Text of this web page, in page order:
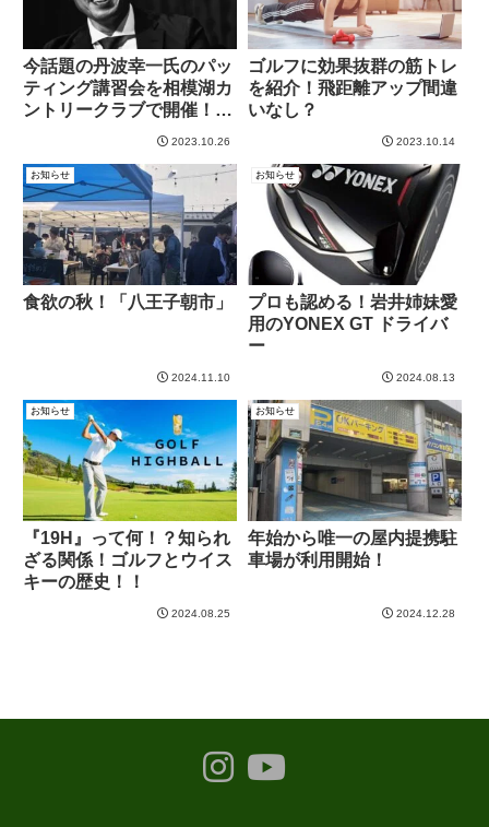
今話題の丹波幸一氏のパッ
ティング講習会を相模湖カ
ントリークラブで開催！注
目されるメンタル＆パッテ
2023.10.26
ゴルフに効果抜群の筋トレ
を紹介！飛距離アップ間違
いなし？
2023.10.14
お知らせ
食欲の秋！「八王子朝市」
2024.11.10
お知らせ
プロも認める！岩井姉妹愛
用のYONEX GT ドライバ
ー
2024.08.13
お知らせ
『19H』って何！？知られ
ざる関係！ゴルフとウイス
キーの歴史！！
2024.08.25
お知らせ
年始から唯一の屋内提携駐
車場が利用開始！
2024.12.28